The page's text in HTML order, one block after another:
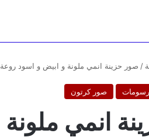
/ صور حزينة انمي ملونة و ابيض و اسود روعة
صور كرتون
انمي